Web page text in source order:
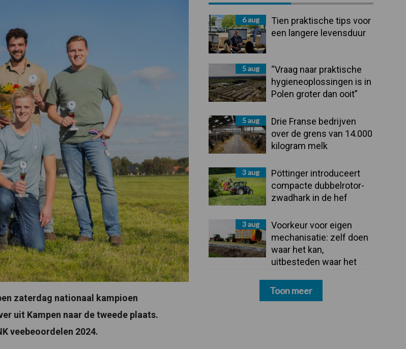
zaterdag nationaal kampioen
uit Kampen naar de tweede plaats.
veebeoordelen 2024.
Sidebar6 aug
Tien praktische tips voor
een langere levensduur
5 aug
“Vraag naar praktische
hygieneoplossingen is in
Polen groter dan ooit”
5 aug
Drie Franse bedrijven
over de grens van 14.000
kilogram melk
3 aug
Pöttinger introduceert
compacte dubbelrotor-
zwadhark in de hef
3 aug
Voorkeur voor eigen
mechanisatie: zelf doen
waar het kan,
uitbesteden waar het
Toon meer